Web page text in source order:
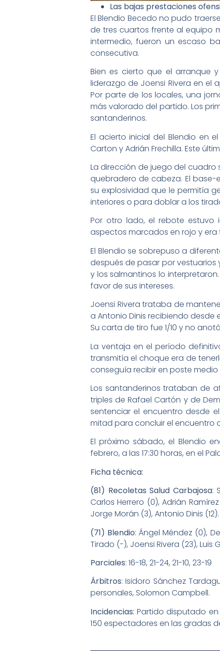
Las bajas prestaciones
El Blendio Becedo no pudo
de tres cuartos frente al equipo
intermedio, fueron un escaso
consecutiva.
Bien es cierto que el arranque
liderazgo de Joensi Rivera en el
Por parte de los locales, una
más valorado del partido. Los
santanderinos.
El acierto inicial del Blendio en
Carton y Adrián Frechilla. Este
La dirección de juego del cuadro
quebradero de cabeza. El
su explosividad que le permitía
interiores o para doblar a los
Por otro lado, el rebote estuvo
aspectos marcados en rojo y
El Blendio se sobrepuso a
después de pasar por
y los salmantinos lo
favor de sus intereses.
Joensi Rivera trataba de
a Antonio Dinis recibiendo desde
Su carta de tiro fue 1/10 y no
La ventaja en el período
transmitía el choque era de
conseguía recibir en poste
Los santanderinos trataban de
triples de Rafael Cartón y de
sentenciar el encuentro desde
mitad para concluir el encuentro
El próximo sábado, el Blendio
febrero, a las 17:30 horas, en el
Ficha técnica:
(81) Recoletas Salud Carbajosa:
Carlos Herrero (0), Adrián
Jorge Morán (3), Antonio Dinis (12).
(71) Blendio: Ángel Méndez (0),
Tirado (-), Joensi Rivera (23), Luis
Parciales: 16-18, 21-24, 21-10, 23-19
Árbitros: Isidoro Sánchez
personales, Solomon Campbell.
Incidencias:Partido disputado
150 espectadores en las gradas